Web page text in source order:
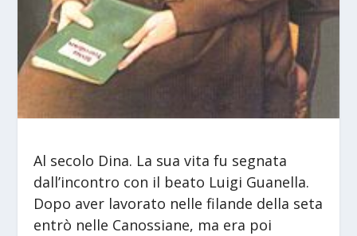
Al secolo Dina. La sua vita fu segnata
dall’incontro con il beato Luigi Guanella.
Dopo aver lavorato nelle filande della seta
entrò nelle Canossiane, ma era poi